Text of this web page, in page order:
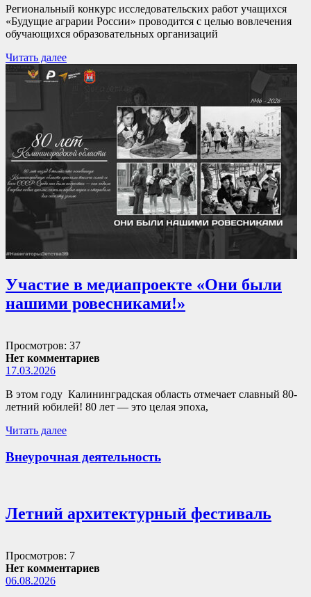
Региональный конкурс исследовательских работ учащихся
«Будущие аграрии России» проводится с целью вовлечения
обучающихся образовательных организаций
Читать далее
Участие в медиапроекте «Они были
нашими ровесниками!»
Просмотров: 37
Нет комментариев
17.03.2026
В этом году Калининградская область отмечает славный 80-
летний юбилей! 80 лет — это целая эпоха,
Читать далее
Внеурочная деятельность
Летний архитектурный фестиваль
Просмотров: 7
Нет комментариев
06.08.2026